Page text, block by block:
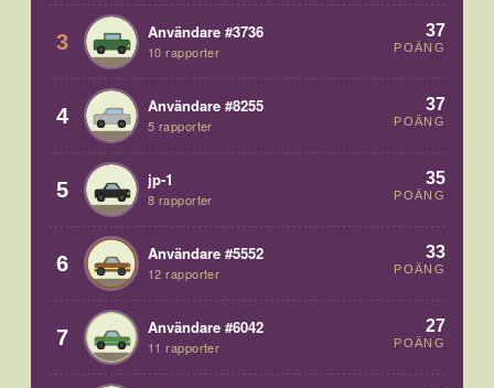
3 Användare #3736
10 rapporter
37
POÄNG
4 Användare #8255
5 rapporter
37
POÄNG
5 jp-1
8 rapporter
35
POÄNG
6 Användare #5552
12 rapporter
33
POÄNG
7 Användare #6042
11 rapporter
27
POÄNG